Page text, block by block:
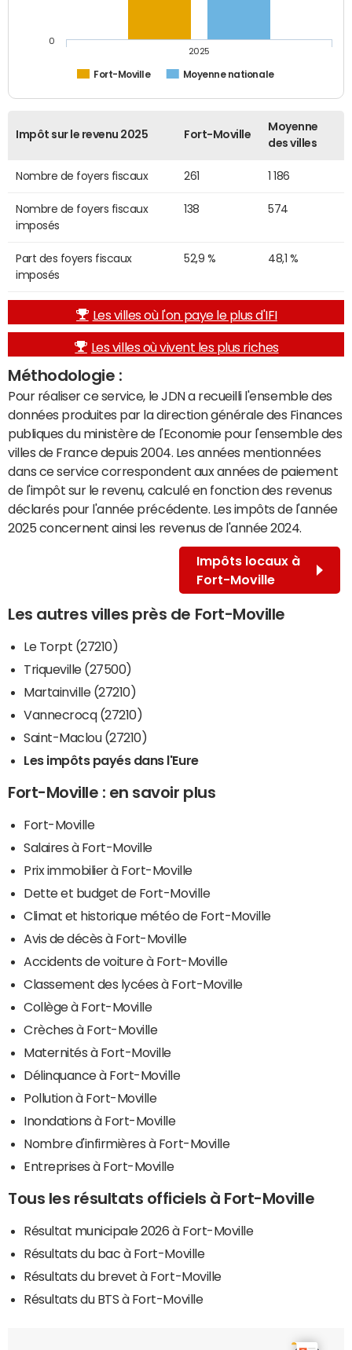
Fort-Moville Moyenne nationale
2025
0
Impôt sur le revenu 2025 Fort-Moville
Moyenne
des villes
Nombre de foyers fiscaux 261 1 186
Nombre de foyers fiscaux
imposés
138 574
Part des foyers fiscaux
imposés
52,9 % 48,1 %
Les villes où l'on paye le plus d'IFI
Les villes où vivent les plus riches
Méthodologie :
Pour réaliser ce service, le JDN a recueilli l'ensemble des
données produites par la direction générale des Finances
publiques du ministère de l'Economie pour l'ensemble des
villes de France depuis 2004. Les années mentionnées
dans ce service correspondent aux années de paiement
de l'impôt sur le revenu, calculé en fonction des revenus
déclarés pour l'année précédente. Les impôts de l'année
2025 concernent ainsi les revenus de l'année 2024.
Impôts locaux à
Fort-Moville
Les autres villes près de Fort-Moville
Le Torpt (27210)
Triqueville (27500)
Martainville (27210)
Vannecrocq (27210)
Saint-Maclou (27210)
Les impôts payés dans l'Eure
Fort-Moville : en savoir plus
Fort-Moville
Salaires à Fort-Moville
Prix immobilier à Fort-Moville
Dette et budget de Fort-Moville
Climat et historique météo de Fort-Moville
Avis de décès à Fort-Moville
Accidents de voiture à Fort-Moville
Classement des lycées à Fort-Moville
Collège à Fort-Moville
Crèches à Fort-Moville
Maternités à Fort-Moville
Délinquance à Fort-Moville
Pollution à Fort-Moville
Inondations à Fort-Moville
Nombre d'infirmières à Fort-Moville
Entreprises à Fort-Moville
Tous les résultats officiels à Fort-Moville
Résultat municipale 2026 à Fort-Moville
Résultats du bac à Fort-Moville
Résultats du brevet à Fort-Moville
Résultats du BTS à Fort-Moville